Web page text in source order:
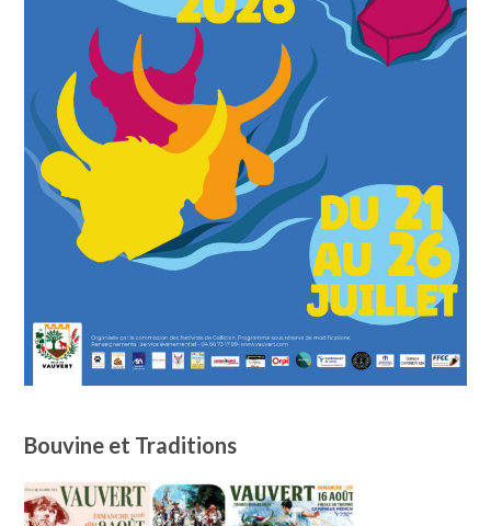
Bouvine et Traditions